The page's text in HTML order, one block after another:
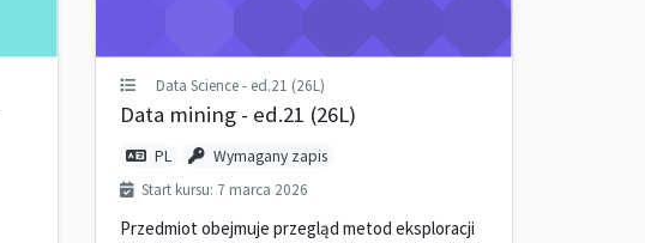
Data Science - ed.21 (26L)
Data mining - ed.21 (26L)
PL
Wymagany zapis
Start kursu: 7 marca 2026
Przedmiot obejmuje przegląd metod eksploracji